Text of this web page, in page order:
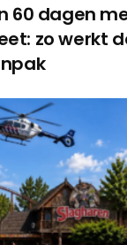
60 dagen
zo werkt